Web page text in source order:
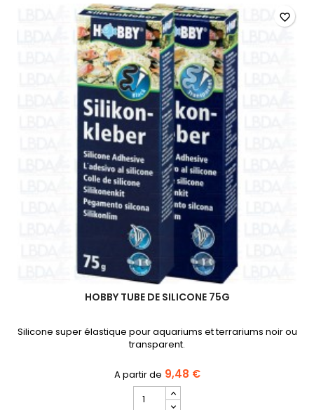
Silicone
310ml
HOBBY TUBE DE SILICONE 75G
Silicone super élastique pour aquariums et terrariums noir ou
transparent.
9,48 €
quantité
favorite_border